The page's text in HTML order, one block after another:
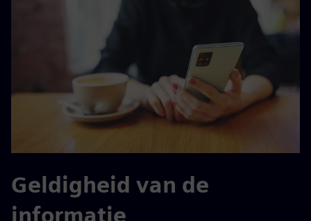
Geldigheid van de
informatie